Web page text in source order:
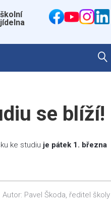
školní
jídelna
se blíží!
ke studiu je pátek 1. března
Autor: Pavel Škoda, ředitel školy